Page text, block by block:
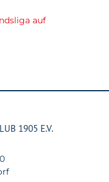
auf
1905 E.V.